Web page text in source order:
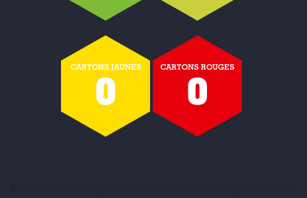
CARTONS JAUNES
0
CARTONS ROUGES
0